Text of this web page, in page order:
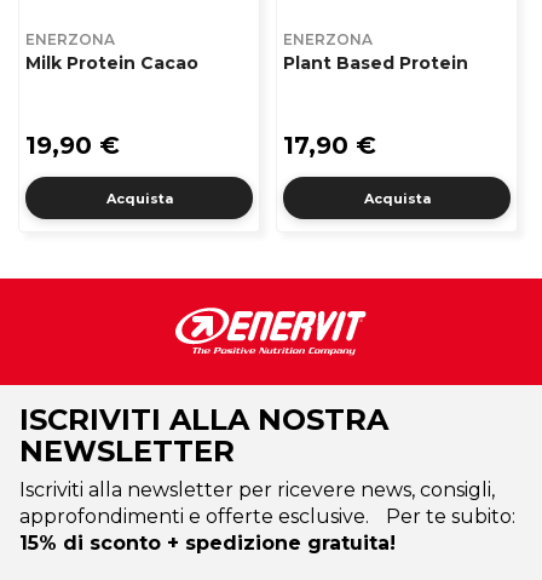
ENERZONA
Milk Protein Cacao
19,90 €
Acquista
ENERZONA
Plant Based Protein
17,90 €
Acquista
ISCRIVITI ALLA NOSTRA
NEWSLETTER
Iscriviti alla newsletter per ricevere news, consigli,
approfondimenti e offerte esclusive. Per te subito:
15% di sconto + spedizione gratuita!